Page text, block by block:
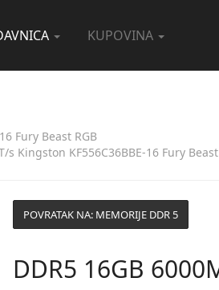
KUPOVINA
Fury Beast RGB
s Kingston KF556C36BBE-16 Fury Beast
POVRATAK NA: MEMORIJE DDR 5
DDR5 16GB